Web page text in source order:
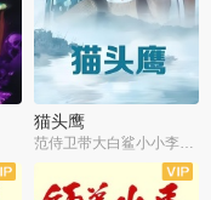
猫头鹰